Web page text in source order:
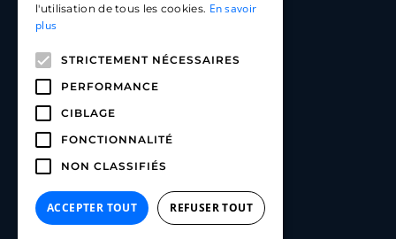
Carlo App | Instagram
Carlo App | Linkedin
l'utilisation de tous les cookies. En savoir
plus
STRICTEMENT NÉCESSAIRES
PERFORMANCE
CIBLAGE
FONCTIONNALITÉ
NON CLASSIFIÉS
ACCEPTER TOUT REFUSER TOUT